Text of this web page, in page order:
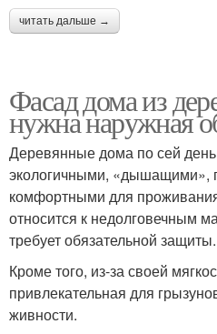
читать дальше →
Фасад дома из
нужна наружная
Деревянные дома по сей
экологичными, «дышащими»,
комфортными для
относится к недолговечным
требует обязательной защиты.
Кроме того, из-за своей
привлекательная для
живности.